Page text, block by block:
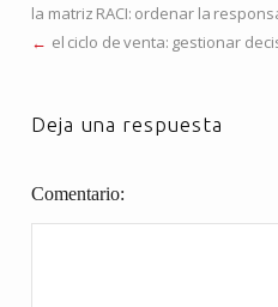
la matriz RACI: ordenar la
el ciclo de venta: gestionar
Deja una respuesta
Comentario